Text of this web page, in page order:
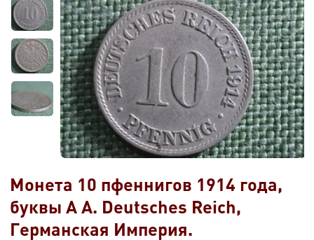
Монета 10 пфеннигов 1914 года,
буквы A A. Deutsches Reich,
Германская Империя.